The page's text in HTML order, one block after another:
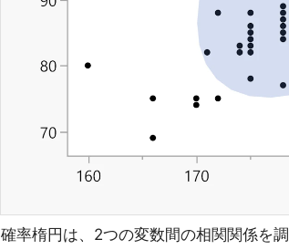
確率楕円は、2つの変数間の相関関係を